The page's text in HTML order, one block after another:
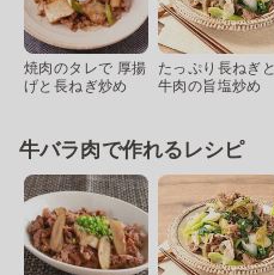
焼肉のタレで 厚揚
げと長ねぎ炒め
たっぷり長ねぎと
牛肉の旨塩炒め
牛バラ肉で作れるレシピ